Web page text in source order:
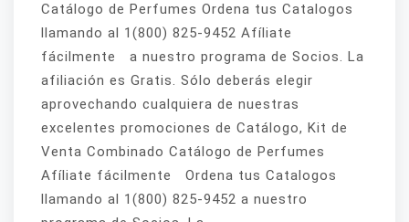
Catálogo de Perfumes Ordena tus Catalogos
llamando al 1(800) 825-9452 Afíliate
fácilmente a nuestro programa de Socios. La
afiliación es Gratis. Sólo deberás elegir
aprovechando cualquiera de nuestras
excelentes promociones de Catálogo, Kit de
Venta Combinado Catálogo de Perfumes
Afíliate fácilmente Ordena tus Catalogos
llamando al 1(800) 825-9452 a nuestro